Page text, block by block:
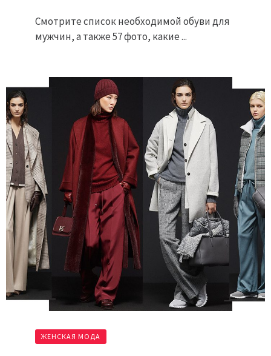
Смотрите список необходимой обуви для
мужчин, а также 57 фото, какие ...
ЖЕНСКАЯ МОДА